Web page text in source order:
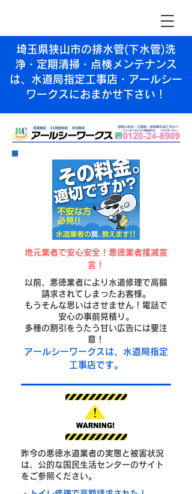
埼玉県狭山市の排水管(下水管)洗
浄・定期清掃・点検メンテナンス
は、水道局指定工事店・アールシー
ワークスにおまかせ下さい！
​地元業者で安心安全！悪徳業者撲滅宣
言！
以前、悪徳業者により水道修理で高額
請求されてしまったお客様。
もうそんな思いはさせません！電話で
安心の事前見積り。
多種の割引をうたう甘い広告には要注
意！
​アールシーワークスは、水道局指定
工事店です。
昨今の悪徳水道業者の実態と被害状況
は、公的な国民生活センターのサイト
をご参照ください。